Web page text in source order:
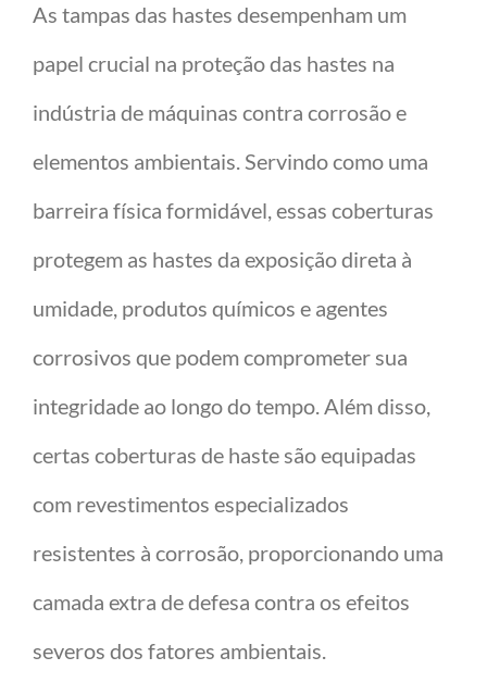
As tampas das hastes desempenham um
papel crucial na proteção das hastes na
indústria de máquinas contra corrosão e
elementos ambientais. Servindo como uma
barreira física formidável, essas coberturas
protegem as hastes da exposição direta à
umidade, produtos químicos e agentes
corrosivos que podem comprometer sua
integridade ao longo do tempo. Além disso,
certas coberturas de haste são equipadas
com revestimentos especializados
resistentes à corrosão, proporcionando uma
camada extra de defesa contra os efeitos
severos dos fatores ambientais.